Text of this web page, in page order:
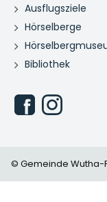
Ausflugsziele
Hörselberge
Bibliothek
© Gemeinde Wutha-